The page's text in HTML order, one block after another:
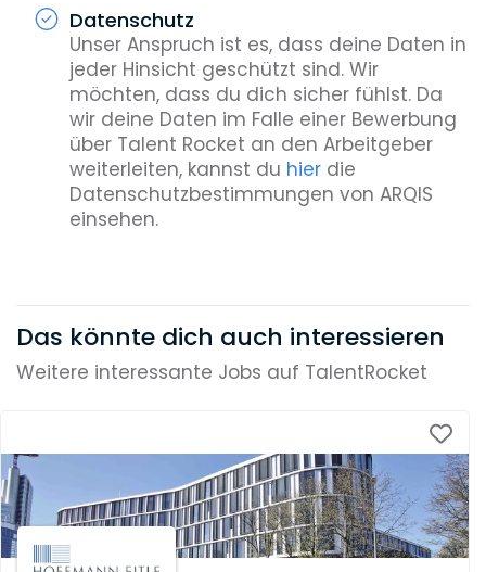
Datenschutz
Unser Anspruch ist es, dass deine Daten in
jeder Hinsicht geschützt sind. Wir
möchten, dass du dich sicher fühlst. Da
wir deine Daten im Falle einer Bewerbung
über Talent Rocket an den Arbeitgeber
weiterleiten, kannst du hierdie
Datenschutzbestimmungen von ARQIS
einsehen.
Das könnte dich auch interessieren
Weitere interessante Jobs auf TalentRocket